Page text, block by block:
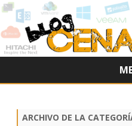
ARCHIVO DE LA